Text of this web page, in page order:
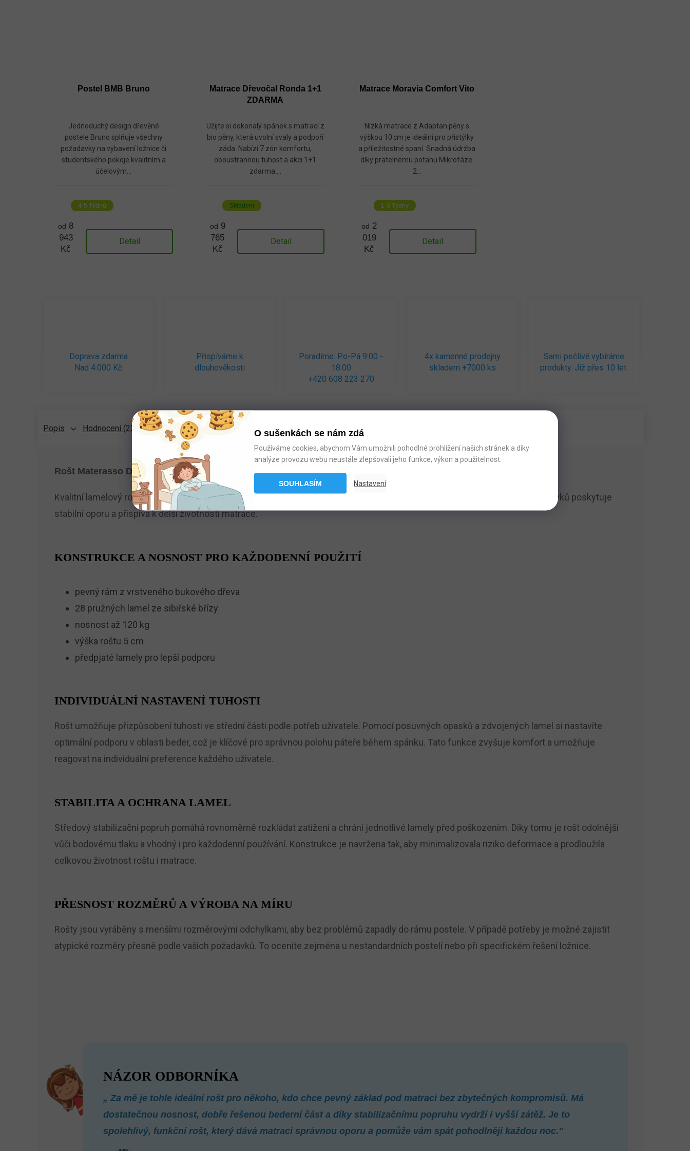
O sušenkách se nám zdá
Používáme cookies, abychom Vám umožnili pohodlné prohlížení našich stránek a díky
analýze provozu webu neustále zlepšovali jeho funkce, výkon a použitelnost.
SOUHLASÍM Nastavení
Postel BMB Bruno
Jednoduchý design dřevěné
postele Bruno splňuje všechny
požadavky na vybavení ložnice či
studentského pokoje kvalitním a
účelovým...
4-5 Týdnů
od 8
943
Kč
Detail
Matrace Dřevočal Ronda 1+1
ZDARMA
Užijte si dokonalý spánek s matrací z
bio pěny, která uvolní svaly a podpoří
záda. Nabízí 7 zón komfortu,
oboustrannou tuhost a akci 1+1
zdarma....
Skladem
od 9
765
Kč
Detail
Matrace Moravia Comfort Vito
Nízká matrace z Adaptan pěny s
výškou 10 cm je ideální pro přistýlky
a příležitostné spaní. Snadná údržba
díky pratelnému potahu Mikrofáze.
2...
1-3 Týdny
od 2
019
Kč
Detail
Doprava zdarma
Nad 4.000 Kč
Přispíváme k
dlouhověkosti
Poradíme: Po-Pá 9:00 -
18:00
+420 608 223 270
4x kamenné prodejny
skladem +7000 ks
Sami pečlivě vybíráme
produkty. Již přes 10 let.
Popis Hodnocení (23) Diskuze
Rošt Materasso Double T5
Kvalitní lamelový rošt je ideálním základem pro zdravý a pohodlný spánek. Díky kombinaci odolných materiálů a funkčních prvků poskytuje
stabilní oporu a přispívá k delší životnosti matrace.
KONSTRUKCE A NOSNOST PRO KAŽDODENNÍ POUŽITÍ
pevný rám z vrstveného bukového dřeva
28 pružných lamel ze sibiřské břízy
nosnost až 120 kg
výška roštu 5 cm
předpjaté lamely pro lepší podporu
INDIVIDUÁLNÍ NASTAVENÍ TUHOSTI
Rošt umožňuje přizpůsobení tuhosti ve střední části podle potřeb uživatele. Pomocí posuvných opasků a zdvojených lamel si nastavíte
optimální podporu v oblasti beder, což je klíčové pro správnou polohu páteře během spánku. Tato funkce zvyšuje komfort a umožňuje
reagovat na individuální preference každého uživatele.
STABILITA A OCHRANA LAMEL
Středový stabilizační popruh pomáhá rovnoměrně rozkládat zatížení a chrání jednotlivé lamely před poškozením. Díky tomu je rošt odolnější
vůči bodovému tlaku a vhodný i pro každodenní používání. Konstrukce je navržena tak, aby minimalizovala riziko deformace a prodloužila
celkovou životnost roštu i matrace.
PŘESNOST ROZMĚRŮ A VÝROBA NA MÍRU
Rošty jsou vyráběny s menšími rozměrovými odchylkami, aby bez problémů zapadly do rámu postele. V případě potřeby je možné zajistit
atypické rozměry přesně podle vašich požadavků. To oceníte zejména u nestandardních postelí nebo při specifickém řešení ložnice.
NÁZOR ODBORNÍKA
„ Za mě je tohle ideální rošt pro někoho, kdo chce pevný základ pod matraci bez zbytečných kompromisů. Má
dostatečnou nosnost, dobře řešenou bederní část a díky stabilizačnímu popruhu vydrží i vyšší zátěž. Je to
spolehlivý, funkční rošt, který dává matraci správnou oporu a pomůže vám spát pohodlněji každou noc."